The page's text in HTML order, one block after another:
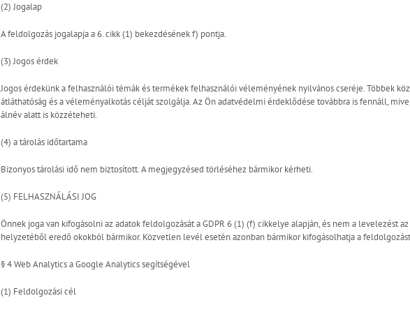
(2) Jogalap
A feldolgozás jogalapja a 6. cikk (1) bekezdésének f) pontja.
(3) Jogos érdek
Jogos érdekünk a felhasználói témák és termékek felhasználói véleményének nyilvános cseréje. Többek
átláthatóság és a véleményalkotás célját szolgálja. Az Ön adatvédelmi érdeklődése továbbra is fennáll,
álnév alatt is közzéteheti.
(4) a tárolás időtartama
Bizonyos tárolási idő nem biztosított. A megjegyzésed törléséhez bármikor kérheti.
(5) FELHASZNÁLÁSI JOG
Önnek joga van kifogásolni az adatok feldolgozását a GDPR 6 (1) (f) cikkelye alapján, és nem a levelezést az
helyzetéből eredő okokból bármikor. Közvetlen levél esetén azonban bármikor kifogásolhatja a
§ 4 Web Analytics a Google Analytics segítségével
(1) Feldolgozási cél